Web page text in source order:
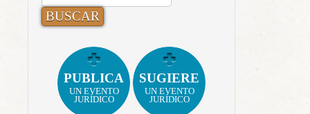
PUBLICA
UN EVENTO
JURÍDICO
SUGIERE
UN EVENTO
JURÍDICO